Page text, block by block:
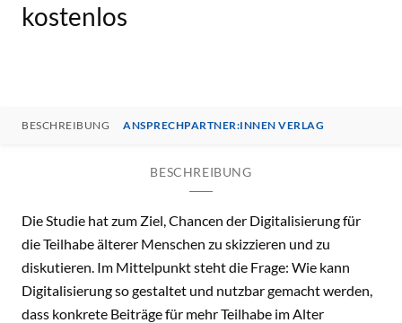
kostenlos
BESCHREIBUNG ANSPRECHPARTNER:INNEN VERLAG
BESCHREIBUNG
Die Studie hat zum Ziel, Chancen der Digitalisierung für
die Teilhabe älterer Menschen zu skizzieren und zu
diskutieren. Im Mittelpunkt steht die Frage: Wie kann
Digitalisierung so gestaltet und nutzbar gemacht werden,
dass konkrete Beiträge für mehr Teilhabe im Alter